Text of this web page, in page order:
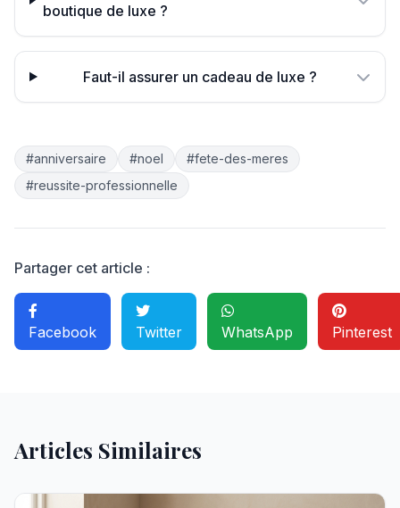
boutique de luxe ?
Faut-il assurer un cadeau de luxe ?
#anniversaire #noel
#fete-des-meres
#reussite-professionnelle
Partager cet article :
Facebook Twitter WhatsApp Pinterest
Articles Similaires